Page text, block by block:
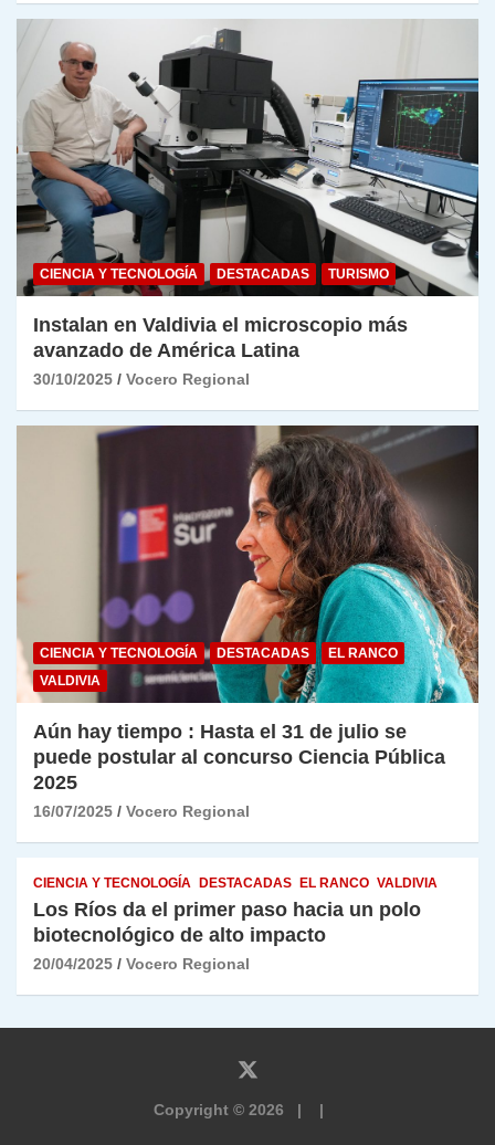
CIENCIA Y TECNOLOGÍA DESTACADAS TURISMO
Instalan en Valdivia el microscopio más
avanzado de América Latina
30/10/2025 Vocero Regional
CIENCIA Y TECNOLOGÍA DESTACADAS
EL RANCO
VALDIVIA
Aún hay tiempo : Hasta el 31 de julio se
puede postular al concurso Ciencia Pública
2025
16/07/2025 Vocero Regional
CIENCIA Y TECNOLOGÍA DESTACADAS EL RANCO VALDIVIA
Los Ríos da el primer paso hacia un polo
biotecnológico de alto impacto
20/04/2025 Vocero Regional
Copyright © 2026